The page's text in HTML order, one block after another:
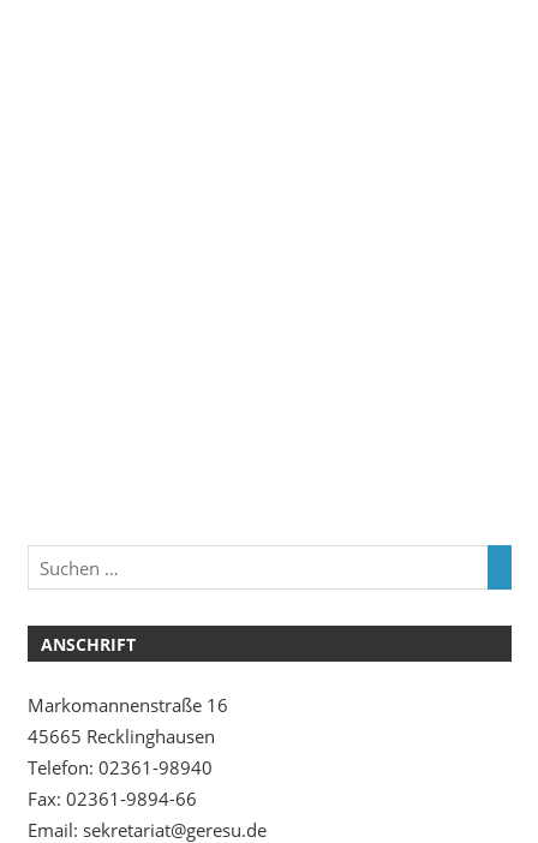
ANSCHRIFT
Markomannenstraße 16
45665 Recklinghausen
Telefon: 02361-98940
Fax: 02361-9894-66
Email: sekretariat@geresu.de